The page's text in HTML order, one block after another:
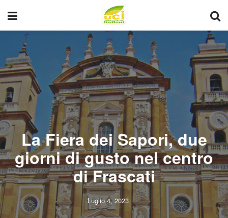
La Fiera dei Sapori, due
giorni di gusto nel centro
di Frascati
Luglio 4, 2023